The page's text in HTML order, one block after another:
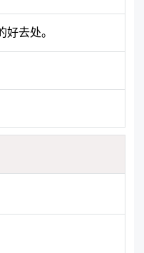
去处。